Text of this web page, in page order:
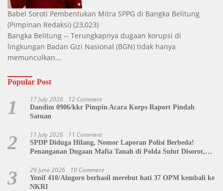
Babel Soroti Pembentukan Mitra SPPG di Bangka Belitung
(Pimpinan Redaksi) (23,023)
Bangka Belitung -- Terungkapnya dugaan korupsi di
lingkungan Badan Gizi Nasional (BGN) tidak hanya
memunculkan...
Popular Post
1 17 July 2026 12 Comment
Dandim 0906/kkr Pimpin Acara Korps Raport Pindah
Satuan
2 11 July 2026 11 Comment
SPDP Diduga Hilang, Nomor Laporan Polisi Berbeda!
Penanganan Dugaan Mafia Tanah di Polda Sulut Disorot,
3 29 June 2026 10 Comment
Yonif 410/Alugoro berhasil merebut hati 37 OPM kembali ke
NKRI